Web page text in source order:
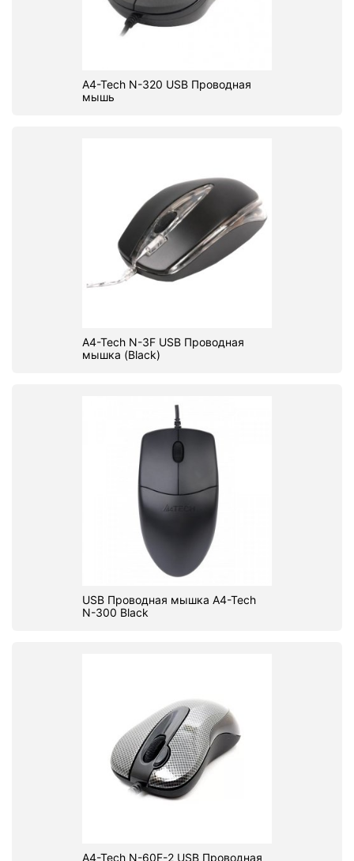
A4-Tech N-320 USB Проводная
мышь
A4-Tech N-3F USB Проводная
мышка (Black)
USB Проводная мышка A4-Tech
N-300 Black
A4-Tech N-60F-2 USB Проводная